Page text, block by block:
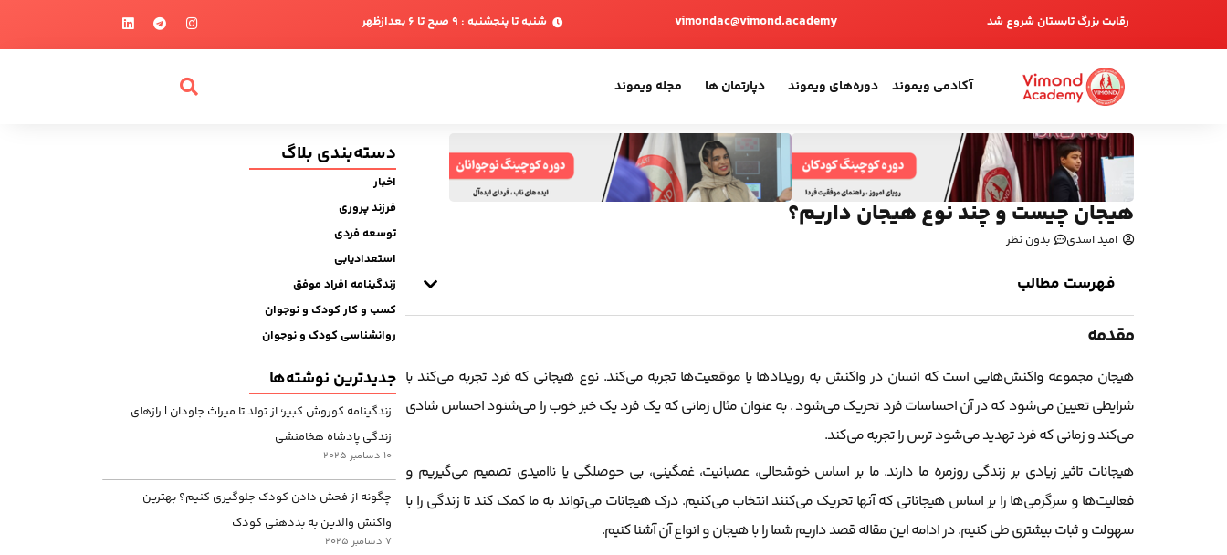
رقابت بزرگ تابستان شروع شد vimondac@vimond.academy شنبه تا پنجشنبه : 9 صبح تا 6 بعدازظهر
آکادمی ویموند دوره‌های ویموند دپارتمان ها مجله ویموند
هیجان چیست و چند نوع هیجان داریم؟
امید اسدی بدون نظر
فهرست مطالب
مقدمه
هیجان مجموعه واکنش‌هایی است که انسان در واکنش به رویدادها یا موقعیت‌ها تجربه می‌کند. نوع هیجانی که فرد تجربه می‌کند با
شرایطی تعیین می‌شود که در آن احساسات فرد تحریک می‌شود . به عنوان مثال زمانی که یک فرد یک خبر خوب را می‌شنود احساس شادی
می‌کند و زمانی که فرد تهدید می‌شود ترس را تجربه می‌کند.
هیجانات تاثیر زیادی بر زندگی روزمره ما دارند. ما بر اساس خوشحالی، عصبانیت، غمگینی، بی حوصلگی یا ناامیدی تصمیم می‌گیریم و
فعالیت‌ها و سرگرمی‌ها را بر اساس هیجاناتی که آنها تحریک می‌کنند انتخاب می‌کنیم. درک هیجانات می‌تواند به ما کمک کند تا زندگی را با
سهولت و ثبات بیشتری طی کنیم. در ادامه این مقاله قصد داریم شما را با هیجان و انواع آن آشنا کنیم.
دسته‌بندی بلاگ
اخبار
فرزند پروری
توسعه فردی
استعدادیابی
زندگینامه افراد موفق
کسب و کار کودک و نوجوان
روانشناسی کودک و نوجوان
جدیدترین نوشته‌ها
زندگینامه کوروش کبیر؛ از تولد تا میراث جاودان | رازهای
زندگی پادشاه هخامنشی
10 دسامبر 2025
چگونه از فحش دادن کودک جلوگیری کنیم؟ بهترین
واکنش والدین به بددهنی کودک
7 دسامبر 2025